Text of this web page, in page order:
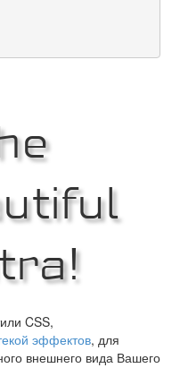
CSS,
эффектов, для
внешнего вида Вашего